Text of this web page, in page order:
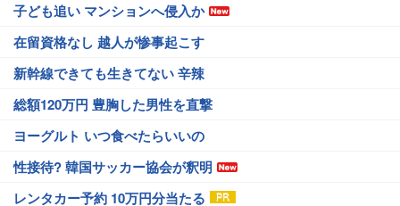
子ども追い マンションへ侵入か
在留資格なし 越人が惨事起こす
新幹線できても生きてない 辛辣
総額120万円 豊胸した男性を直撃
ヨーグルト いつ食べたらいいの
性接待? 韓国サッカー協会が釈明
レンタカー予約 10万円分当たる